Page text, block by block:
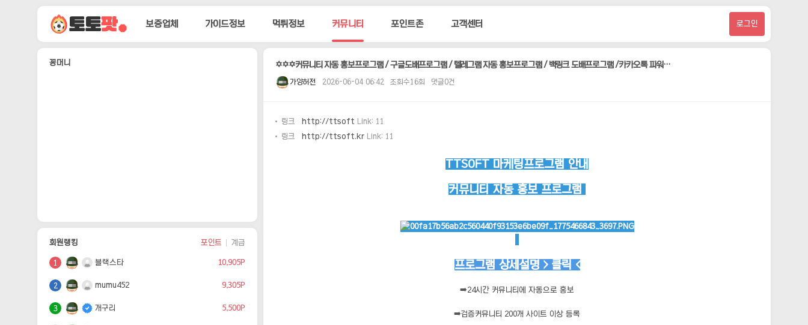
보증업체 가이드정보 먹튀정보 커뮤니티 포인트존 고객센터 로그인
꽁머니
회원랭킹 포인트 계급
1 블랙스타 10,905P
2 mumu452 9,305P
3 개구리 5,500P
✡️✡️✡️커뮤니티 자동 홍보프로그램 / 구글도배프로그램 / 텔레그램 자동 홍보프로그램 / 백링크 도배프로그램 /카카오톡 파워…
가양허전 2026-06-04 06:42 조회수16회 댓글0건
링크 http://ttsoft Link: 11
링크 http://ttsoft.kr Link: 11
TTSOFT 마케팅프로그램 안내
커뮤니티 자동 홍보 프로그램
프로그램 상세설명 > 클릭 <
➡️24시간 커뮤니티에 자동으로 홍보
➡️검증커뮤니티 200개 사이트 이상 등록